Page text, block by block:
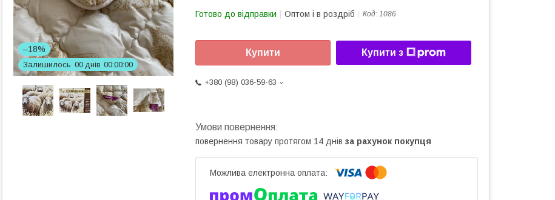
–18%
Залишилось 00 днів 00 00 00
Готово до відправки Оптом і в роздріб Код: 1086
Купити Купити з
+380 (98) 036-59-63
повернення товару протягом 14 днів за рахунок покупця